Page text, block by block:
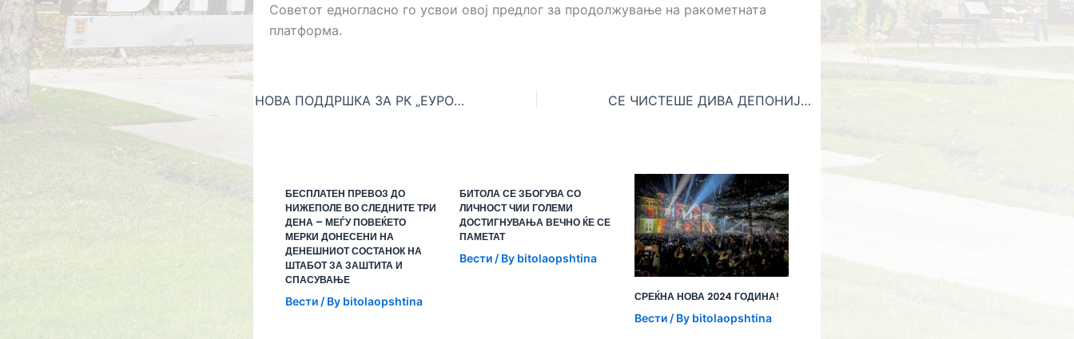
Советот едногласно го усвои овој предлог за продолжување на ракометната
платформа.
НОВА ПОДДРШКА ЗА РК „ЕУРОФАРМ ПЕЛИСТЕР“ СЕ ЧИСТЕШЕ ДИВА ДЕПОНИЈА ВО СТАРАТА КАСАРНА
БЕСПЛАТЕН ПРЕВОЗ ДО
НИЖЕПОЛЕ ВО СЛЕДНИТЕ ТРИ
ДЕНА – МЕЃУ ПОВЕЌЕТО
МЕРКИ ДОНЕСЕНИ НА
ДЕНЕШНИОТ СОСТАНОК НА
ШТАБОТ ЗА ЗАШТИТА И
СПАСУВАЊЕ
Вести / By bitolaopshtina
БИТОЛА СЕ ЗБОГУВА СО
ЛИЧНОСТ ЧИИ ГОЛЕМИ
ДОСТИГНУВАЊА ВЕЧНО ЌЕ СЕ
ПАМЕТАТ
Вести / By bitolaopshtina
СРЕЌНА НОВА 2024 ГОДИНА!
Вести/ By bitolaopshtina